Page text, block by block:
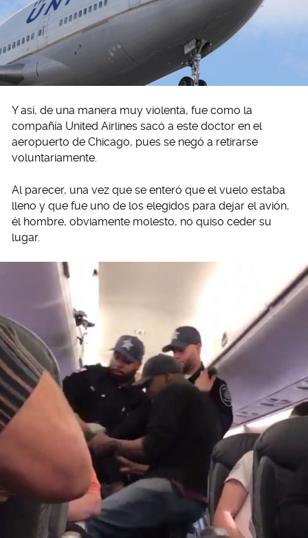
Y así, de una manera muy violenta, fue como la
compañía United Airlines sacó a este doctor en el
aeropuerto de Chicago, pues se negó a retirarse
voluntariamente.
Al parecer, una vez que se enteró que el vuelo estaba
lleno y que fue uno de los elegidos para dejar el avión,
él hombre, obviamente molesto, no quiso ceder su
lugar.